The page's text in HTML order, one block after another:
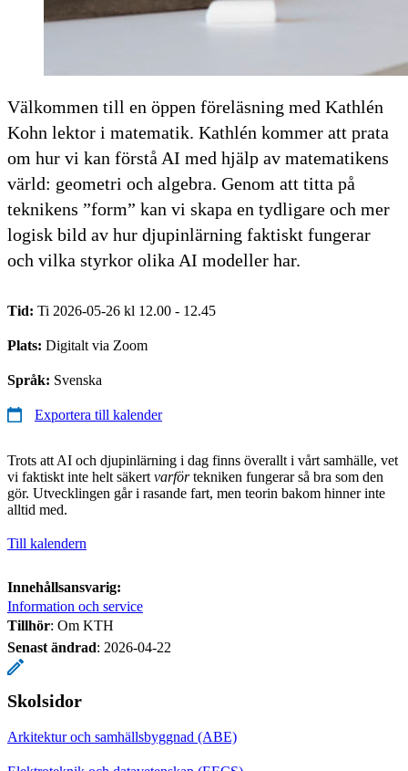
Välkommen till en öppen föreläsning med Kathlén
Kohn lektor i matematik. Kathlén kommer att prata
om hur vi kan förstå AI med hjälp av matematikens
värld: geometri och algebra. Genom att titta på
teknikens ”form” kan vi skapa en tydligare och mer
logisk bild av hur djupinlärning faktiskt fungerar
och vilka styrkor olika AI modeller har.
Tid: Ti 2026-05-26 kl 12.00 - 12.45
Plats: Digitalt via Zoom
Språk: Svenska
Exportera till kalender
Trots att AI och djupinlärning i dag finns överallt i vårt samhälle, vet
vi faktiskt inte helt säkert varförtekniken fungerar så bra som den
gör. Utvecklingen går i rasande fart, men teorin bakom hinner inte
alltid med.
Till kalendern
Innehållsansvarig:
Information och service
Tillhör: Om KTH
Senast ändrad: 2026-04-22
Skolsidor
Arkitektur och samhällsbyggnad (ABE)